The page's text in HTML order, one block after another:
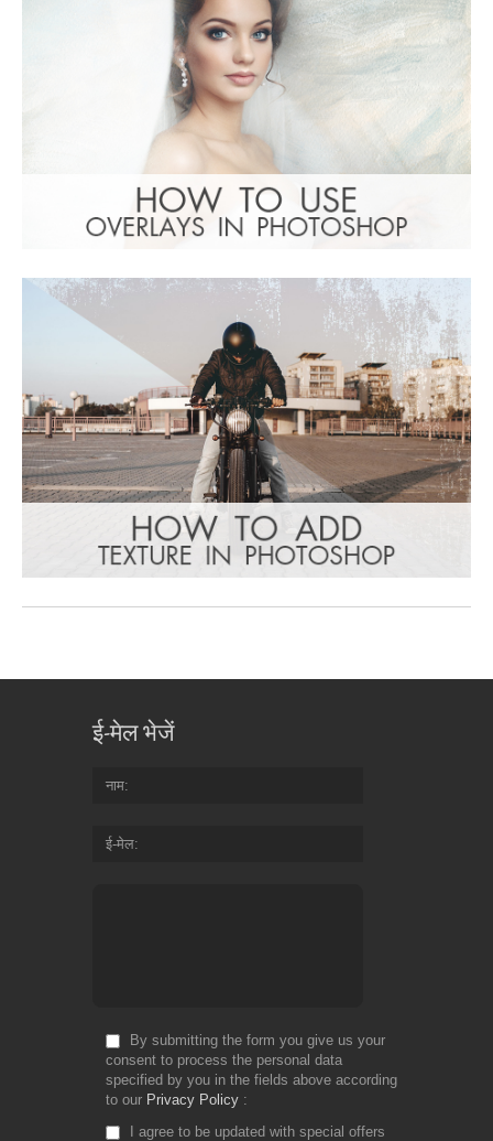
ई-मेल भेजें
नाम
ई-मेल
By submitting the form you give us your
consent to process the personal data
specified by you in the fields above according
to our Privacy Policy
I agree to be updated with special offers